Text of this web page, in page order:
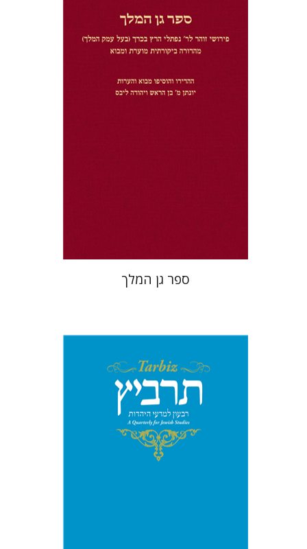
יונתן מ' בן הראש יהודה ליבס
ספר גן המלך
שלמה נאה שרית שלו-עיני
משה הלברטל